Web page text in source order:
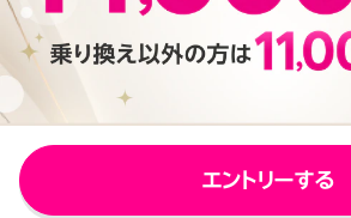
エントリーする